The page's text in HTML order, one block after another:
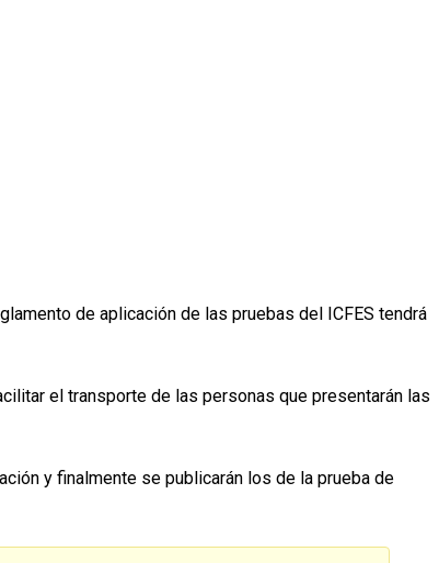
de aplicación de las pruebas del ICFES tendrá
el transporte de las personas que presentarán las
y finalmente se publicarán los de la prueba de